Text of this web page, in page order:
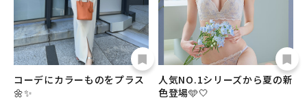
コーデにカラーものをプラス
🌼✨
人気NO.1シリーズから夏の新
色登場🩵🤍